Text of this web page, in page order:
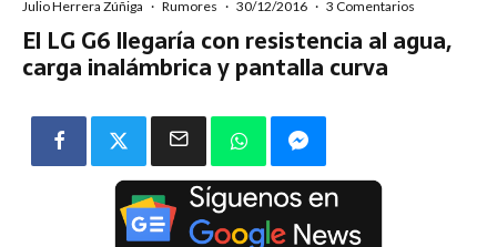
Julio Herrera Zúñiga · Rumores · 30/12/2016 · 3 Comentarios
El LG G6 llegaría con resistencia al agua,
carga inalámbrica y pantalla curva